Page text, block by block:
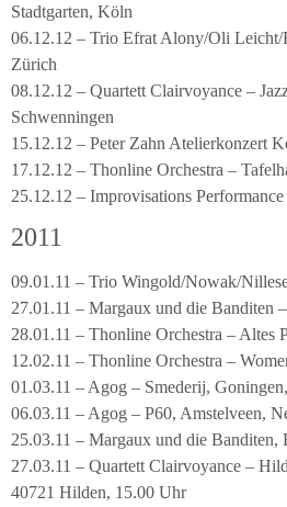
Stadtgarten, Köln
06.12.12 – Trio Efrat Alony/Oli
Zürich
08.12.12 – Quartett Clairvoyance –
Schwenningen
15.12.12 – Peter Zahn Atelierkonzert
17.12.12 – Thonline Orchestra –
25.12.12 – Improvisations
2011
09.01.11 – Trio Wingold/Nowak/
27.01.11 – Margaux und die Banditen
28.01.11 – Thonline Orchestra – Altes
12.02.11 – Thonline Orchestra –
01.03.11 – Agog – Smederij,
06.03.11 – Agog – P60, Amstelveen,
25.03.11 – Margaux und die Banditen,
27.03.11 – Quartett Clairvoyance –
40721 Hilden, 15.00 Uhr